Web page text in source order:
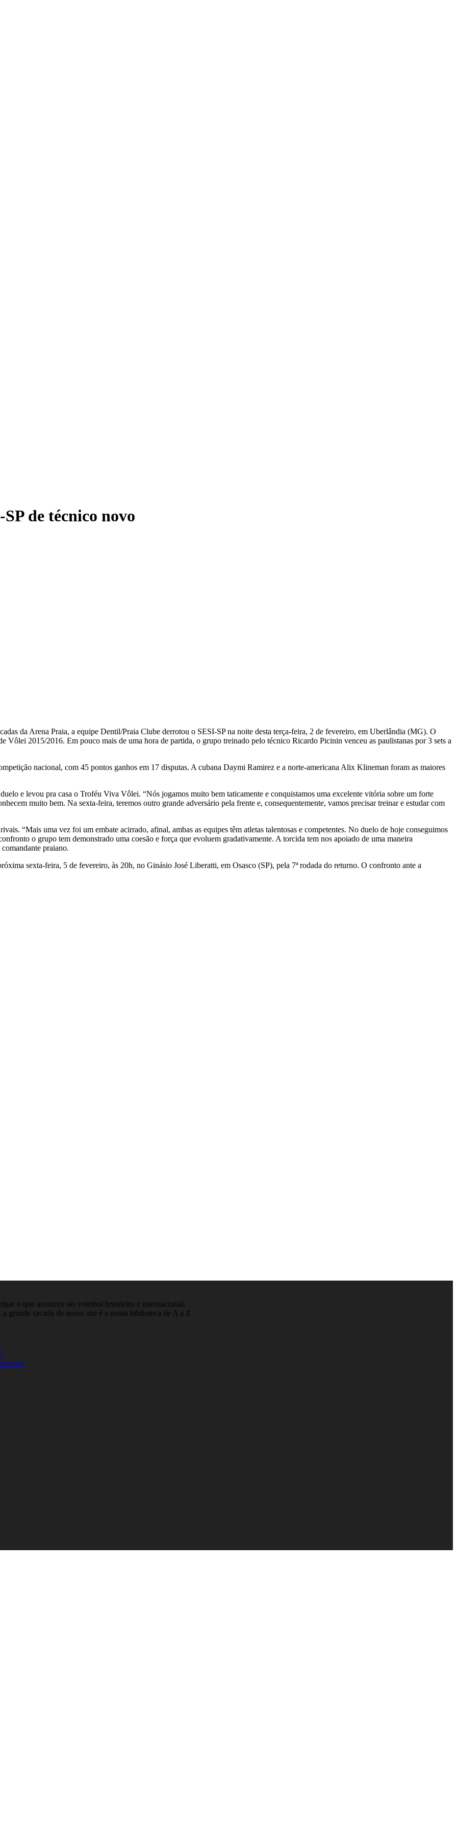
de técnico novo
da Arena Praia, a equipe Dentil/Praia Clube derrotou o SESI-SP na noite desta terça-feira, 2 de fevereiro, em Uberlândia (MG). O
Vôlei 2015/2016. Em pouco mais de uma hora de partida, o grupo treinado pelo técnico Ricardo Picinin venceu as paulistanas por 3 sets a
nacional, com 45 pontos ganhos em 17 disputas. A cubana Daymi Ramirez e a norte-americana Alix Klineman foram as maiores
e levou pra casa o Troféu Viva Vôlei. “Nós jogamos muito bem taticamente e conquistamos uma excelente vitória sobre um forte
muito bem. Na sexta-feira, teremos outro grande adversário pela frente e, consequentemente, vamos precisar treinar e estudar com
“Mais uma vez foi um embate acirrado, afinal, ambas as equipes têm atletas talentosas e competentes. No duelo de hoje conseguimos
o grupo tem demonstrado uma coesão e força que evoluem gradativamente. A torcida tem nos apoiado de uma maneira
comandante praiano.
sexta-feira, 5 de fevereiro, às 20h, no Ginásio José Liberatti, em Osasco (SP), pela 7ª rodada do returno. O confronto ante a
o que acontece no voleibol brasileiro e internacional.
grande sacada de nosso site é a nossa biblioteca de A a Z